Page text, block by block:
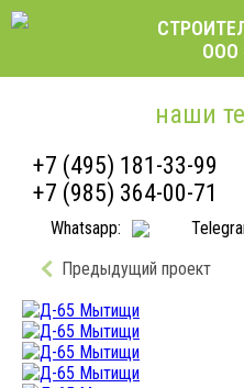
ООО
наши
+7 (495) 181-33-99
+7 (985) 364-00-71
Whatsapp:
Предыдущий проект